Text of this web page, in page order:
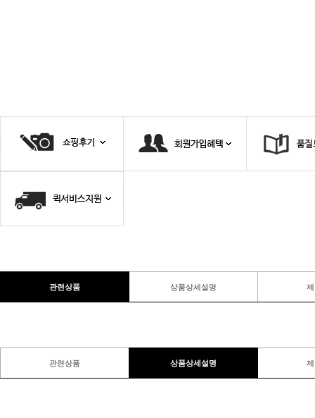
관련상품 상품상세설명
관련상품 상품상세설명